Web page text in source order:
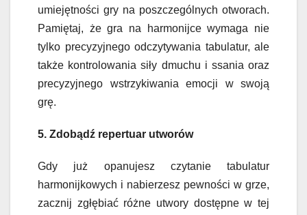
umiejętności gry na poszczególnych otworach.
Pamiętaj, że gra na harmonijce wymaga nie
tylko precyzyjnego odczytywania tabulatur, ale
także kontrolowania siły dmuchu i ssania oraz
precyzyjnego wstrzykiwania emocji w swoją
grę.
5. Zdobądź repertuar utworów
Gdy już opanujesz czytanie tabulatur
harmonijkowych i nabierzesz pewności w grze,
zacznij zgłębiać różne utwory dostępne w tej